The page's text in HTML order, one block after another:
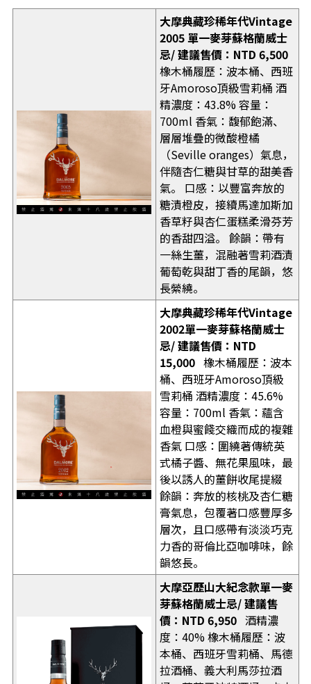
大摩典藏珍稀年代Vintage
2005單一麥芽蘇格蘭威士
忌/建議售價： NTD 6,500
橡木桶履歷：波本桶、西班
牙Amoroso頂級雪莉桶 酒
精濃度：43.8% 容量：
700ml 香氣：馥郁飽滿、
層層堆疊的微酸橙橘
（Seville oranges）氣息，
伴隨杏仁糖與甘草的甜美香
氣。 口感：以豐富奔放的
糖漬橙皮，接續馬達加斯加
香草籽與杏仁蛋糕柔滑芬芳
的香甜四溢。 餘韻：帶有
一絲生薑，混融著雪莉酒漬
葡萄乾與甜丁香的尾韻，悠
長縈繞。
大摩典藏珍稀年代Vintage
2002單一麥芽蘇格蘭威士
忌/建議售價： NTD
15,000 橡木桶履歷：波本
桶、西班牙Amoroso頂級
雪莉桶 酒精濃度：45.6%
容量：700ml 香氣：蘊含
血橙與蜜餞交織而成的複雜
香氣 口感：圍繞著傳統英
式橘子醬、無花果風味，最
後以誘人的薑餅收尾提綴
餘韻：奔放的核桃及杏仁糖
膏氣息，包覆著口感豐厚多
層次，且口感帶有淡淡巧克
力香的哥倫比亞咖啡味，餘
韻悠長。
大摩亞歷山大紀念款單一麥
芽蘇格蘭威士忌/建議售
價： NTD 6,950 酒精濃
度：40% 橡木桶履歷：波
本桶、西班牙雪莉桶、馬德
拉酒桶、義大利馬莎拉酒